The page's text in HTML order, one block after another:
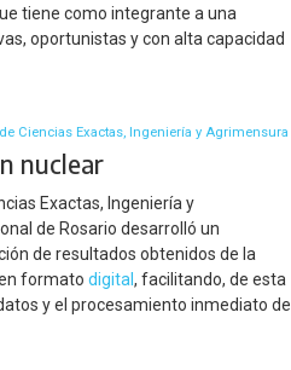
tiene como integrante a una
oportunistas y con alta capacidad
Ciencias Exactas, Ingeniería y Agrimensura
nuclear
Exactas, Ingeniería y
de Rosario desarrolló un
de resultados obtenidos de la
formatodigital, facilitando, de esta
y el procesamiento inmediato de